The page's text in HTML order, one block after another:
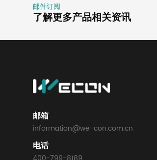
邮件订阅
了解更多产品相关资讯
邮箱
information@we-con.com.cn
电话